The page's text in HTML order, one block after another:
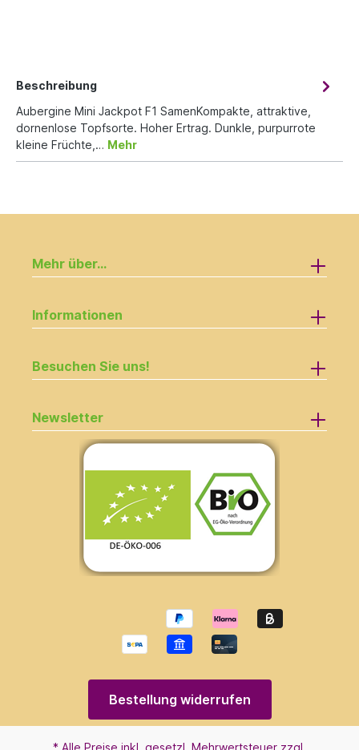
Beschreibung
Aubergine Mini Jackpot F1 SamenKompakte, attraktive,
dornenlose Topfsorte. Hoher Ertrag. Dunkle, purpurrote
kleine Früchte,… Mehr
Mehr über...
Informationen
Besuchen Sie uns!
Newsletter
Bestellung widerrufen
* Alle Preise inkl. gesetzl. Mehrwertsteuer zzgl.